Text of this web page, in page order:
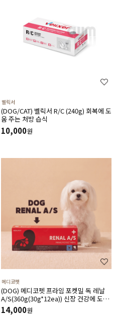
벨릭서
(DOG/CAT) 벨릭서 R/C (240g) 회복에 도
움 주는 처방 습식
10,000원
메디코펫
(DOG) 메디코펫 프라임 포켓밀 독 레날
A/S(360g(30g*12ea)) 신장 건강에 도움
주는 가수분해 닭고기 처방캔
14,000원